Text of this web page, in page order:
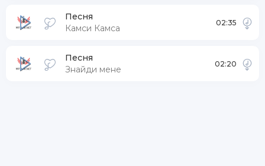
Песня
Камси Камса
02:35
Песня
Знайди мене
02:20